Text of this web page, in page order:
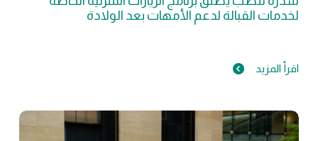
لخدمات القبالة لدعم الأمهات بعد الولادة
اقرأ المزيد